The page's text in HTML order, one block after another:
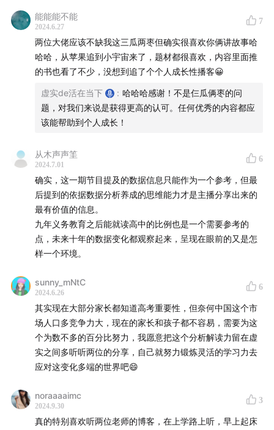
能能能不能
2024.6.27
7
两位大佬应该不缺我这三瓜两枣但确实很喜欢你俩讲故事哈
哈哈，从苹果追到小宇宙来了，题材都很喜欢，内容里面推
的书也看了不少，没想到追了个个人成长性播客😀
虚实de活在当下 : 哈哈哈感谢！不是仨瓜俩枣的问
题，对我们来说是获得更高的认可。任何优秀的内容都应
该能帮助到个人成长！
从木声声筀
2024.7.01
6
确实，这一期节目提及的数据信息只能作为一个参考，但最
后提到的依据数据分析养成的思维能力才是主播分享出来的
最有价值的信息。
九年义务教育之后能就读高中的比例也是一个需要参考的
点，未来十年的数据变化都观察起来，呈现在眼前的又是怎
样一个环境。
sunny_mNtC
2024.6.26
6
其实现在大部分家长都知道高考重要性，但奈何中国这个市
场人口多竞争力大，现在的家长和孩子都不容易，需要为这
个为数不多的百分比努力，我愿意把这个分析解读力留在虚
实之间多听听两位的分享，自己就努力锻炼灵活的学习力去
应对这变化多端的世界吧😄
noraaaaimc
2024.9.30
3
真的特别喜欢听两位老师的博客，在上学路上听，早上起床